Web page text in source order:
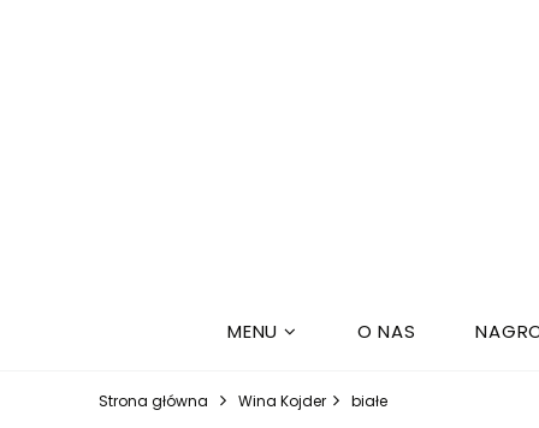
MENU O NAS
Strona główna Wina Kojder białe